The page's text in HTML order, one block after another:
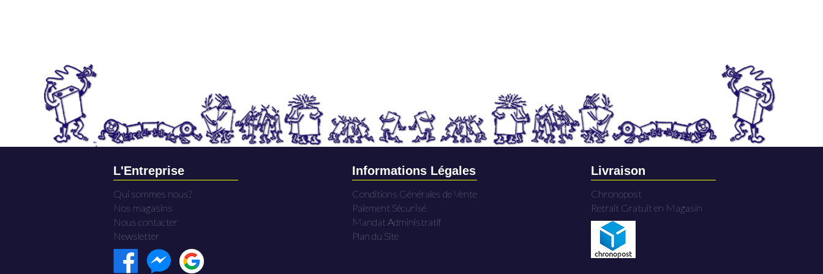
L'Entreprise
Qui sommes nous?
Nos magasins
Nous contacter
Newsletter
Informations Légales
Conditions Générales de Vente
Paiement Sécurisé
Mandat Administratif
Plan du Site
Livraison
Chronopost
Retrait Gratuit en Magasin